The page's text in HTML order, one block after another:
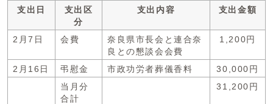
支出日
支出区
分
支出内容 支出金額
2月7日 会費
奈良県市長会と連合奈
良との懇談会会費
1,200円
2月16日 弔慰金 市政功労者葬儀香料
30,000円
当月分
合計
31,200円